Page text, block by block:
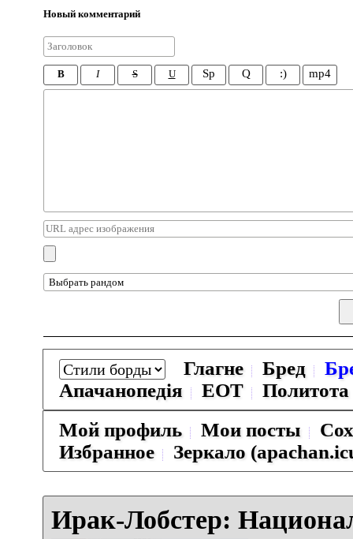
Новый комментарий
B I S U Sp Q :) mp4
Глагне Бред
Апачанопедiя
ЕОТ
Политота
Мой профиль
Мои посты
Избранное
Зеркало
Ирак-Лобстер: